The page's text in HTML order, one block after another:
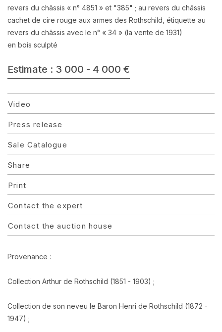
revers du châssis « n° 4851 » et "385" ; au revers du châssis
cachet de cire rouge aux armes des Rothschild, étiquette au
revers du châssis avec le n° « 34 » (la vente de 1931)
en bois sculpté
Estimate : 3 000 - 4 000 €
Video
Press release
Sale Catalogue
Share
Print
Contact the expert
Contact the auction house
Provenance :
Collection Arthur de Rothschild (1851 - 1903) ;
Collection de son neveu le Baron Henri de Rothschild (1872 -
1947) ;